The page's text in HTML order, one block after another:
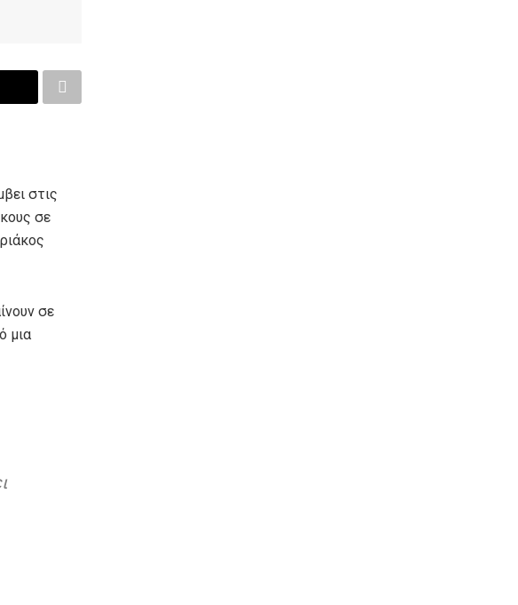
στις
σε
σε
μια